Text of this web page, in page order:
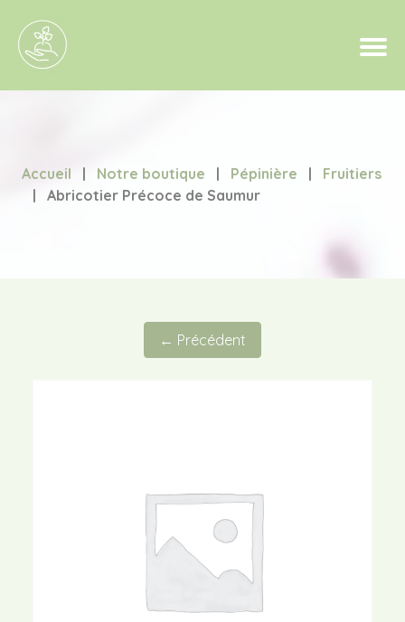
Accueil | Notre boutique | Pépinière |
Fruitiers
|
Abricotier Précoce de Saumur
← Précédent